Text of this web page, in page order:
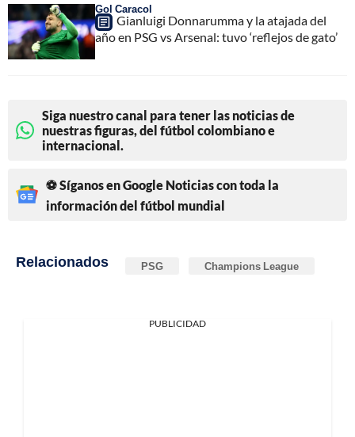
Gol Caracol
Gianluigi Donnarumma y la atajada del
año en PSG vs Arsenal: tuvo ‘reflejos de gato’
Siga nuestro canal para tener las noticias de
nuestras figuras, del fútbol colombiano e
internacional.
⚽ Síganos en Google Noticias con toda la
información del fútbol mundial
Relacionados PSG Champions League
PUBLICIDAD